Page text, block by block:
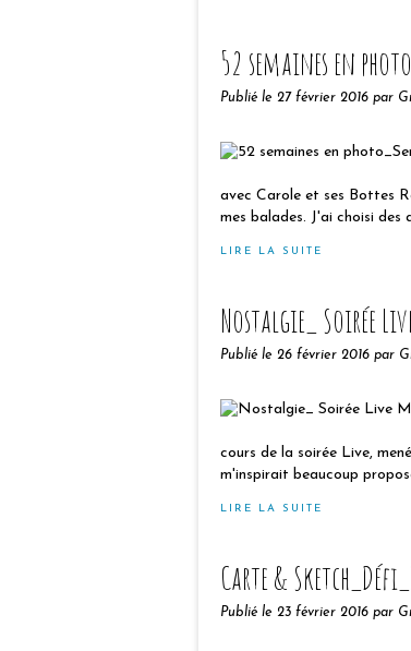
52 semaines en
Publié le 27 février 2016 par
avec Carole et ses Bottes
mes balades. J'ai choisi des
LIRE LA SUITE
Nostalgie_ Soirée
Publié le 26 février 2016 par
cours de la soirée Live,
m'inspirait beaucoup
LIRE LA SUITE
Carte &
Publié le 23 février 2016 par